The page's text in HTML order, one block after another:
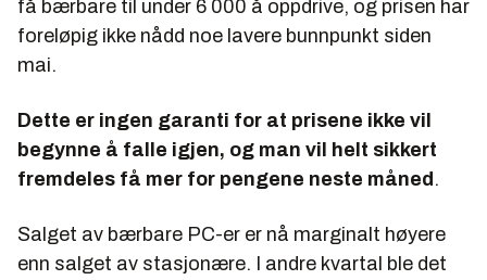
få bærbare til under 6 000 å oppdrive, og prisen har
foreløpig ikke nådd noe lavere bunnpunkt siden
mai.
Dette er ingen garanti for at prisene ikke vil
begynne å falle igjen, og man vil helt sikkert
fremdeles få mer for pengene neste måned.
Salget av bærbare PC-er er nå marginalt høyere
enn salget av stasjonære. I andre kvartal ble det